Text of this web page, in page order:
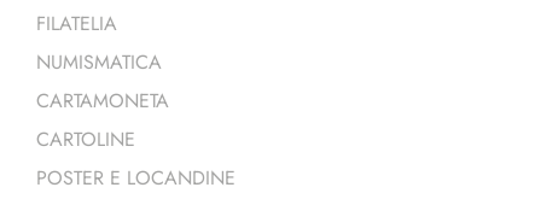
FILATELIA
NUMISMATICA
CARTAMONETA
CARTOLINE
POSTER E LOCANDINE